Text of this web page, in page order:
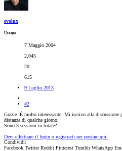
evolux
Utente
7 Maggio 2004
2,045
20
615
9 Luglio 2013
#2
Grazie. È molto interessante. Mi iscrivo alla discussione
distanza di qualche giorno.
Sono 3 sessioni in totale?
Devi effettuare il login o registrarti per postare qui.
Condividi:
Facebook Twitter Reddit Pinterest Tumblr WhatsApp